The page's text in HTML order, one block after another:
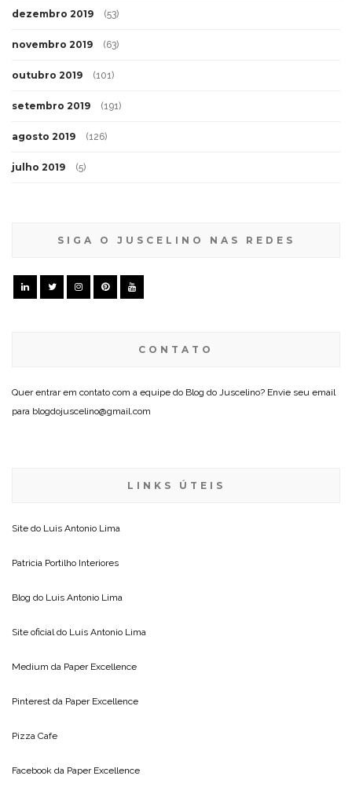
dezembro 2019 (53)
novembro 2019 (63)
outubro 2019 (101)
setembro 2019 (191)
agosto 2019 (126)
julho 2019 (5)
SIGA O JUSCELINO NAS REDES
CONTATO
Quer entrar em contato com a equipe do Blog do Juscelino? Envie seu email
para blogdojuscelino@gmail.com
LINKS ÚTEIS
Site do Luis Antonio Lima
Patricia Portilho Interiores
Blog do Luis Antonio Lima
Site oficial do Luis Antonio Lima
Medium da Paper Excellence
Pinterest da Paper Excellence
Pizza Cafe
Facebook da Paper Excellence